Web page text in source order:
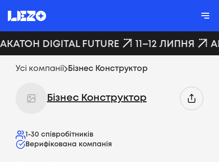
DIGITAL FUTURE 11–12 ЛИПНЯ
Усі компанії Бізнес Конструктор
Бізнес Конструктор
1-30 співробітників
Верифікована компанія